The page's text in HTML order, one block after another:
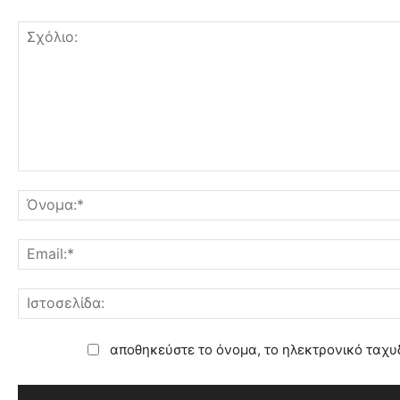
αποθηκεύστε το όνομα, το ηλεκτρονικό